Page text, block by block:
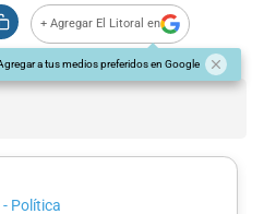
+ Agregar El Litoral en
a tus medios preferidos en Google
Política